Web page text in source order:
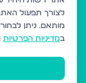
גבעת זאב
בית שמש
רכסים
מודיעין עילית
לצורך תפעול
מותאם. ניתן
במדיניות הפרטיות